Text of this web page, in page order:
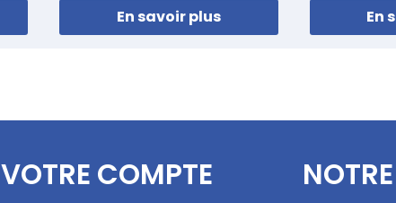
En savoir plus En
VOTRE COMPTE